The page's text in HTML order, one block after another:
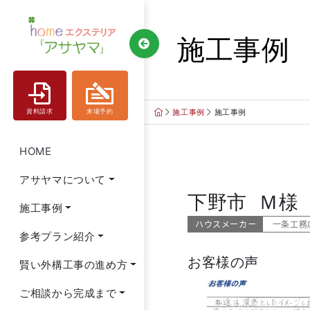
資料請求 来場予約
HOME
アサヤマについて
施工事例
参考プラン紹介
賢い外構工事の進め方
ご相談から完成まで
施工事例
施工事例 施工事例
下野市 Ｍ様
ハウスメーカー 一条工務
お客様の声